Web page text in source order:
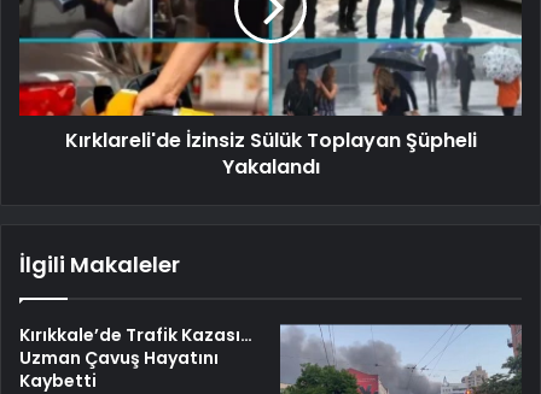
Kırklareli'de İzinsiz Sülük Toplayan Şüpheli
Yakalandı
İlgili Makaleler
Kırıkkale’de Trafik Kazası…
Uzman Çavuş Hayatını
Kaybetti